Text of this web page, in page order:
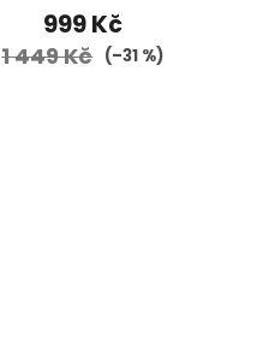
999 Kč
1 449 Kč (–31 %)